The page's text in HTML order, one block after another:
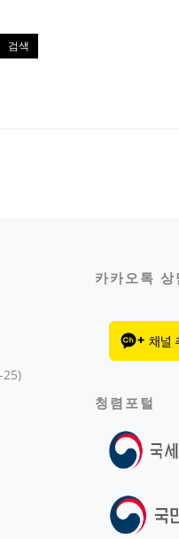
검색
25)
카카오톡 상
청렴포털